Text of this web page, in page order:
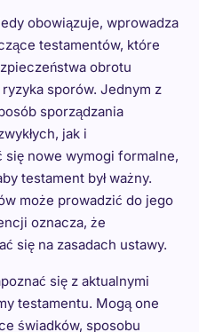
obowiązuje, wprowadza
testamentów, które
obrotu
sporów. Jednym z
sporządzania
jak i
nowe wymogi formalne,
testament był ważny.
może prowadzić do jego
oznacza, że
się na zasadach ustawy.
się z aktualnymi
testamentu. Mogą one
świadków, sposobu